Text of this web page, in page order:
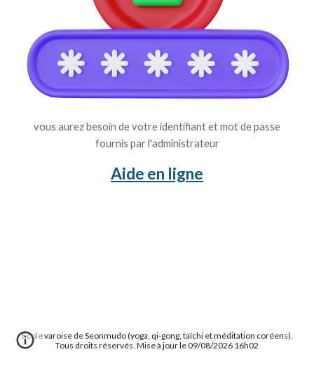
vous aurez besoin de votre identifiant et mot de passe
fournis par l'administrateur
Aide en ligne
École varoise de Seonmudo (yoga, qi-gong, taïchi et méditation coréens).
Tous droits réservés. Mise à jour le 09/08/2026 16h02